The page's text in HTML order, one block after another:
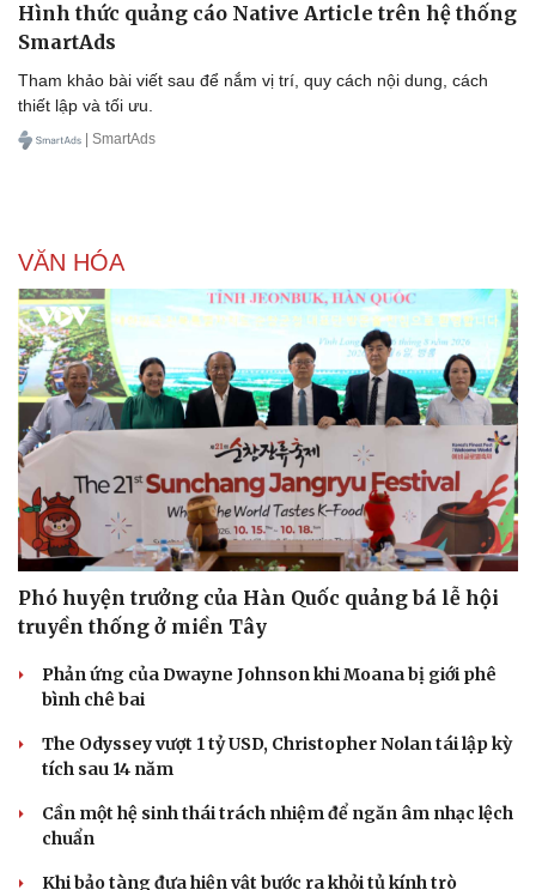
Hình thức quảng cáo Native Article trên hệ thống
SmartAds
Tham khảo bài viết sau để nắm vị trí, quy cách nội dung, cách
thiết lập và tối ưu.
| SmartAds
VĂN HÓA
Phó huyện trưởng của Hàn Quốc quảng bá lễ hội
truyền thống ở miền Tây
Phản ứng của Dwayne Johnson khi Moana bị giới phê
bình chê bai
The Odyssey vượt 1 tỷ USD, Christopher Nolan tái lập kỳ
tích sau 14 năm
Cần một hệ sinh thái trách nhiệm để ngăn âm nhạc lệch
chuẩn
Khi bảo tàng đưa hiện vật bước ra khỏi tủ kính trò